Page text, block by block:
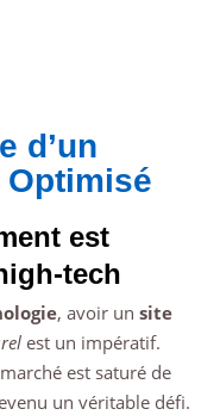
d’un
Optimisé
est
tech
, avoir un site
est un impératif.
est saturé de
un véritable défi.